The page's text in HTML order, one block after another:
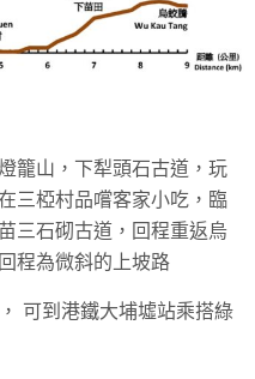
籠山，下犁頭石古道，玩
三椏村品嚐客家小吃，臨
三石砌古道，回程重返烏
程為微斜的上坡路
可到港鐵大埔墟站乘搭綠